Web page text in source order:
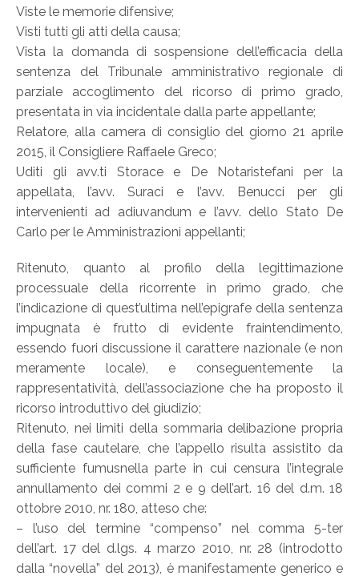
Viste le memorie difensive;
Visti tutti gli atti della causa;
Vista la domanda di sospensione dell’efficacia della
sentenza del Tribunale amministrativo regionale di
parziale accoglimento del ricorso di primo grado,
presentata in via incidentale dalla parte appellante;
Relatore, alla camera di consiglio del giorno 21 aprile
2015, il Consigliere Raffaele Greco;
Uditi gli avv.ti Storace e De Notaristefani per la
appellata, l’avv. Suraci e l’avv. Benucci per gli
intervenienti ad adiuvandum e l’avv. dello Stato De
Carlo per le Amministrazioni appellanti;
Ritenuto, quanto al profilo della legittimazione
processuale della ricorrente in primo grado, che
l’indicazione di quest’ultima nell’epigrafe della sentenza
impugnata è frutto di evidente fraintendimento,
essendo fuori discussione il carattere nazionale (e non
meramente locale), e conseguentemente la
rappresentatività, dell’associazione che ha proposto il
ricorso introduttivo del giudizio;
Ritenuto, nei limiti della sommaria delibazione propria
della fase cautelare, che l’appello risulta assistito da
sufficiente fumusnella parte in cui censura l’integrale
annullamento dei commi 2 e 9 dell’art. 16 del d.m. 18
ottobre 2010, nr. 180, atteso che:
– l’uso del termine “compenso” nel comma 5-ter
dell’art. 17 del d.lgs. 4 marzo 2010, nr. 28 (introdotto
dalla “novella” del 2013), è manifestamente generico e